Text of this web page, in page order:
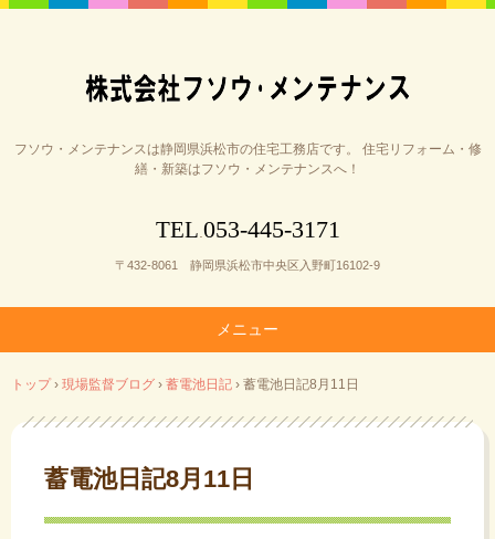
フソウ・メンテナンスは静岡県浜松市の住宅工務店です。 住宅リフォーム・修
繕・新築はフソウ・メンテナンスへ！
TEL 053-445-3171
〒432-8061 静岡県浜松市中央区入野町16102-9
メニュー
ン
テ
トップ › 現場監督ブログ › 蓄電池日記 › 蓄電池日記8月11日
蓄電池日記8月11日